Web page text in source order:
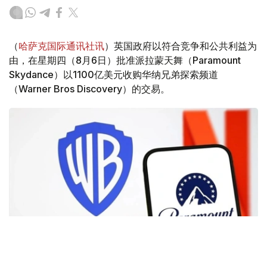
（哈萨克国际通讯社讯）英国政府以符合竞争和公共利益为
由，在星期四（8月6日）批准派拉蒙天舞（Paramount
Skydance）以1100亿美元收购华纳兄弟探索频道
（Warner Bros Discovery）的交易。